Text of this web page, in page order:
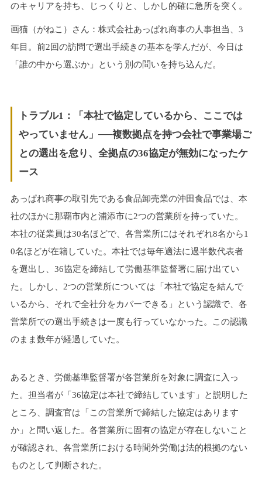
のキャリアを持ち、じっくりと、しかし的確に急所を突く。
画猫（がねこ）さん：株式会社あっぱれ商事の人事担当、3
年目。前2回の訪問で選出手続きの基本を学んだが、今日は
「誰の中から選ぶか」という別の問いを持ち込んだ。
トラブル1：「本社で協定しているから、ここでは
やっていません」──複数拠点を持つ会社で事業場ご
との選出を怠り、全拠点の36協定が無効になったケ
ース
あっぱれ商事の取引先である食品卸売業の沖田食品では、本
社のほかに那覇市内と浦添市に2つの営業所を持っていた。
本社の従業員は30名ほどで、各営業所にはそれぞれ8名から1
0名ほどが在籍していた。本社では毎年適法に過半数代表者
を選出し、36協定を締結して労働基準監督署に届け出てい
た。しかし、2つの営業所については「本社で協定を結んで
いるから、それで全社分をカバーできる」という認識で、各
営業所での選出手続きは一度も行っていなかった。この認識
のまま数年が経過していた。
あるとき、労働基準監督署が各営業所を対象に調査に入っ
た。担当者が「36協定は本社で締結しています」と説明した
ところ、調査官は「この営業所で締結した協定はあります
か」と問い返した。各営業所に固有の協定が存在しないこと
が確認され、各営業所における時間外労働は法的根拠のない
ものとして判断された。